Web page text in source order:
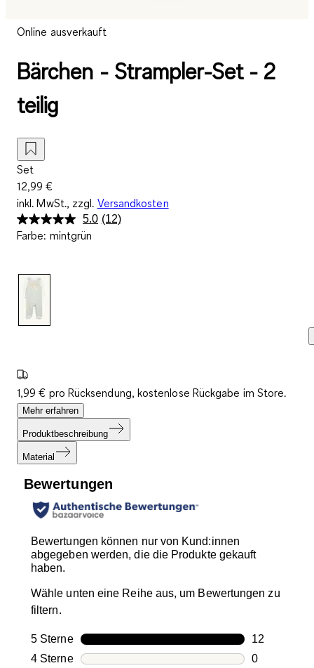
Online ausverkauft
Bärchen - Strampler-Set - 2
teilig
Set
12,99 €
inkl. MwSt., zzgl. Versandkosten
5.0 12
(12)
Farbe: mintgrün
1,99 € pro Rücksendung, kostenlose Rückgabe im Store.
Mehr erfahren
Produktbeschreibung
Material
Bewertungen
Bewertungen können nur von Kund:innen
abgegeben werden, die die Produkte gekauft
haben.
Wähle unten eine Reihe aus, um Bewertungen zu
filtern.
5 SterneSterne
12
12
4 SterneSterne 0